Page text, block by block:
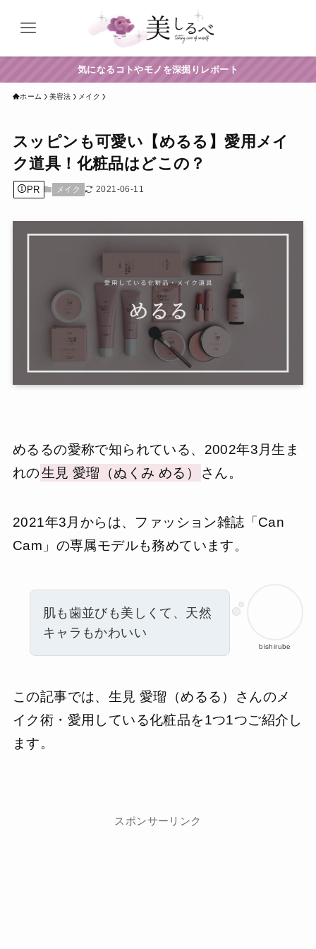
気になるコトやモノを深掘りレポート
ホーム 美容法 メイク
スッピンも可愛い【めるる】愛用メイ
ク道具！化粧品はどこの？
PR メイク 2021-06-11
めるるの愛称で知られている、2002年3月生ま
れの生見 愛瑠（ぬくみ める） さん。
2021年3月からは、ファッション雑誌「Can
Cam」の専属モデルも務めています。
bishirube
肌も歯並びも美しくて、天然
キャラもかわいい
この記事では、生見 愛瑠（めるる）さんのメ
イク術・愛用している化粧品を1つ1つご紹介し
ます。
スポンサーリンク